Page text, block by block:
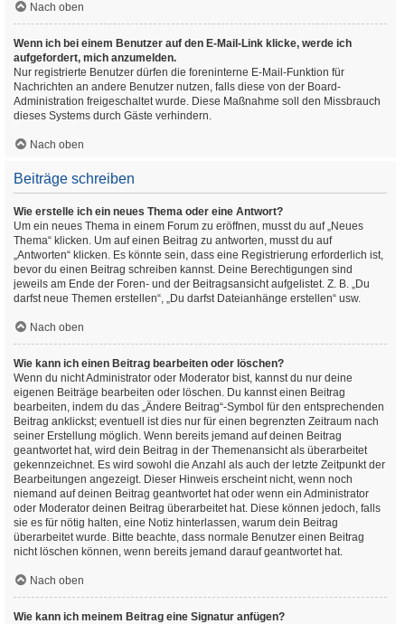
Nach oben
Wenn ich bei einem Benutzer auf den E-Mail-Link klicke, werde ich
aufgefordert, mich anzumelden.
Nur registrierte Benutzer dürfen die foreninterne E-Mail-Funktion für
Nachrichten an andere Benutzer nutzen, falls diese von der Board-
Administration freigeschaltet wurde. Diese Maßnahme soll den Missbrauch
dieses Systems durch Gäste verhindern.
Nach oben
Beiträge schreiben
Wie erstelle ich ein neues Thema oder eine Antwort?
Um ein neues Thema in einem Forum zu eröffnen, musst du auf „Neues
Thema“ klicken. Um auf einen Beitrag zu antworten, musst du auf
„Antworten“ klicken. Es könnte sein, dass eine Registrierung erforderlich ist,
bevor du einen Beitrag schreiben kannst. Deine Berechtigungen sind
jeweils am Ende der Foren- und der Beitragsansicht aufgelistet. Z. B. „Du
darfst neue Themen erstellen“, „Du darfst Dateianhänge erstellen“ usw.
Nach oben
Wie kann ich einen Beitrag bearbeiten oder löschen?
Wenn du nicht Administrator oder Moderator bist, kannst du nur deine
eigenen Beiträge bearbeiten oder löschen. Du kannst einen Beitrag
bearbeiten, indem du das „Ändere Beitrag“-Symbol für den entsprechenden
Beitrag anklickst; eventuell ist dies nur für einen begrenzten Zeitraum nach
seiner Erstellung möglich. Wenn bereits jemand auf deinen Beitrag
geantwortet hat, wird dein Beitrag in der Themenansicht als überarbeitet
gekennzeichnet. Es wird sowohl die Anzahl als auch der letzte Zeitpunkt der
Bearbeitungen angezeigt. Dieser Hinweis erscheint nicht, wenn noch
niemand auf deinen Beitrag geantwortet hat oder wenn ein Administrator
oder Moderator deinen Beitrag überarbeitet hat. Diese können jedoch, falls
sie es für nötig halten, eine Notiz hinterlassen, warum dein Beitrag
überarbeitet wurde. Bitte beachte, dass normale Benutzer einen Beitrag
nicht löschen können, wenn bereits jemand darauf geantwortet hat.
Nach oben
Wie kann ich meinem Beitrag eine Signatur anfügen?